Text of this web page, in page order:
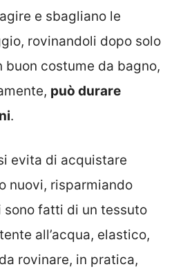
e sbagliano le
rovinandoli dopo solo
buon costume da bagno,
può durare
.
evita di acquistare
nuovi, risparmiando
sono fatti di un tessuto
all’acqua, elastico,
rovinare, in pratica,